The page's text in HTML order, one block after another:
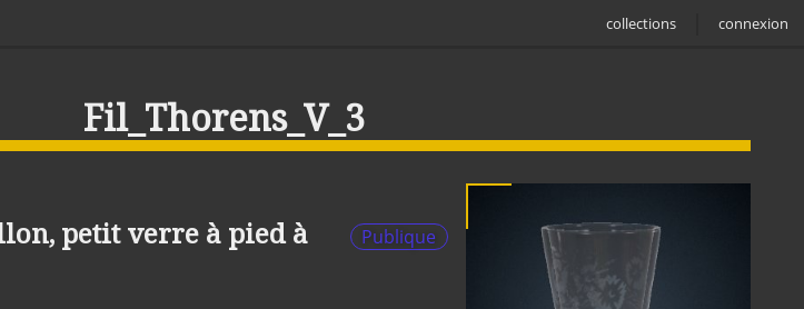
collections connexion
Fil_Thorens_V_3
petit verre à pied à
Publique